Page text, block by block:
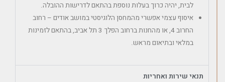
לבית, יהיה כרוך בעלות נוספת בהתאם לדרישות ההובלה.
איסוף עצמי אפשרי מהמחסן הלוגיסטי במושב אודים – רחוב
החרוב 4, או מהחנות ברחוב הפלך 3 תל אביב, בהתאם לזמינות
במלאי ובתיאום מראש.
תנאי שירות ואחריות